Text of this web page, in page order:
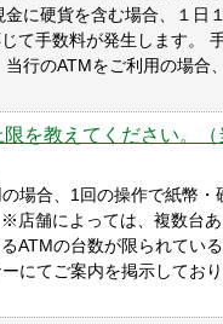
に硬貨を含む場合、１日
て手数料が発生します。
行のATMをご利用の場合
を教えてください。（
場合、1回の操作で紙幣・
店舗によっては、複数台あ
ATMの台数が限られてい
にてご案内を掲示してお